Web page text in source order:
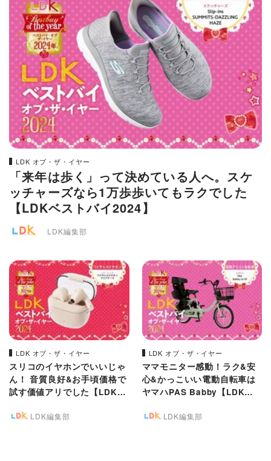
LDK オブ・ザ・イヤー
「来年は歩く」って決めている人へ。スケ
ッチャーズなら1万歩歩いてもラクでした
【LDKベストバイ2024】
LDK編集部
LDK オブ・ザ・イヤー
スリコのイヤホンでいいじゃ
ん！ 音質良好&お手頃価格で
試す価値アリでした【LDKベ
LDK編集部
LDK オブ・ザ・イヤー
ママモニター感動！ラク&安
心&かっこいい電動自転車は
ヤマハPAS Babby【LDKベ
LDK編集部